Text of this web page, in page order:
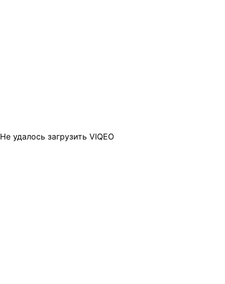
Не удалось загрузить VIQEO